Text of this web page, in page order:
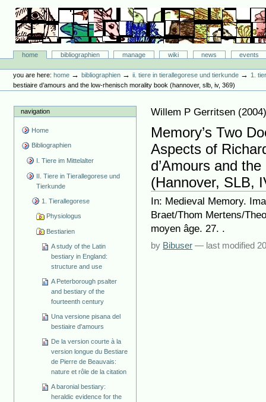
content.
navigation
Bibliographie-Portal
Sectionshome bibliographien manage wiki news
events
tools
you are here: home →bibliographien →ii. tiere in tierallegorese und tierkunde →1.
bestiaire d’amours and the low-rhenisch morality book (hannover, slb, iv, 369)
navigation
Home
Bibliographien
I. Tiere im Mittelalter
II. Tiere in Tierallegorese und
Tierkunde
1. Tierallegorese
Physiologus
Bestiarien
A study of the Latin
bestiary in England:
structure and use
A Peterborough psalter
and bestiary of the
fourteenth century
Una versione pisana del
bestiaire d'amours
De la version courte à la
version longue du Bestiare
de Pierre de Beauvais:
nature et rôle de la citation
A baronial bestiary:
heraldic evidence for the
Willem P Gerritsen (2004
Memory’s Two
Aspects of
d’Amours and
(Hannover, SLB,
In: Medieval Memory.
Braet/Thom Mertens/
moyen âge. 27. .
by Bibuser — last modified